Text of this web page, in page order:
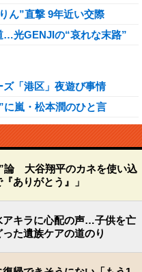
ん”直撃 9年近い交際
…光GENJIの“哀れな末路”
「港区」夜遊び事情
に嵐・松本潤のひと言
論 大谷翔平のカネを使い込
ありがとう』」
アキラに心配の声…子供を亡
た遺族ケアの道のり